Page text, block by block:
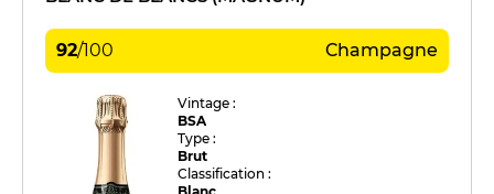
92/100 Champagne
Vintage :
BSA
Type :
Brut
Classification :